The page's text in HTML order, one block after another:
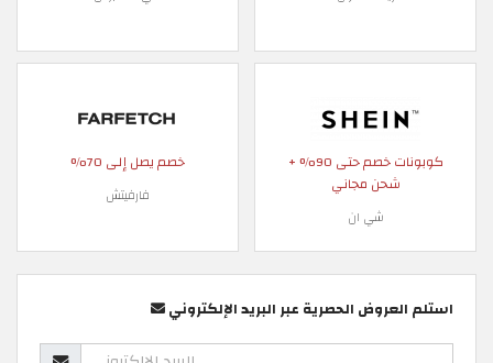
كوبونات خصم حتى 90% +
شحن مجاني
شي ان
خصم يصل إلى 70%
فارفيتش
استلم العروض الحصرية عبر البريد الإلكتروني